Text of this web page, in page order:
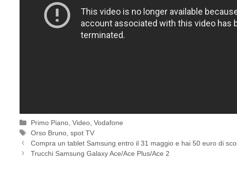
Categorie
Primo Piano ,Video ,Vodafone
Tag
Orso Bruno ,spot TV
Compra un tablet Samsung entro il 31 maggio e hai 50 euro di
Trucchi Samsung Galaxy Ace/Ace Plus/Ace 2